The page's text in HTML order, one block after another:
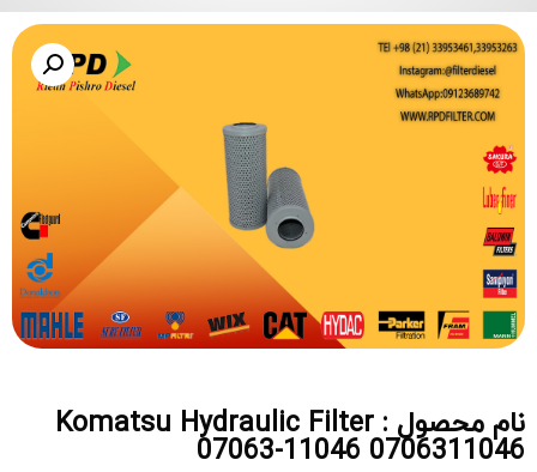
نام محصول : Komatsu Hydraulic Filter
07063-11046 0706311046